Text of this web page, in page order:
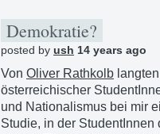
Demokratie?
posted by ush 14 years ago
Von Oliver Rathkolb
österreichischer
und Nationalismus bei mir
Studie, in der